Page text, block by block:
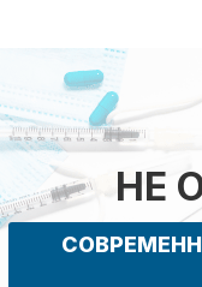
НЕ